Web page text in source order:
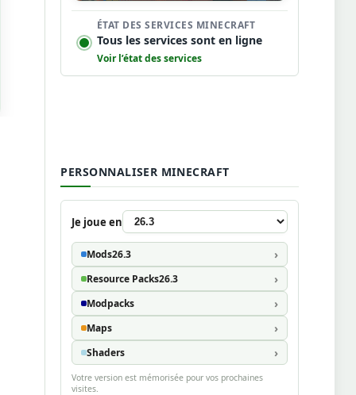
ÉTAT DES SERVICES MINECRAFT
Tous les services sont en ligne
Voir l’état des services
PERSONNALISER MINECRAFT
Je joue en
Mods26.3
Resource Packs26.3
Modpacks
Maps
Shaders
Votre version est mémorisée pour vos prochaines
visites.